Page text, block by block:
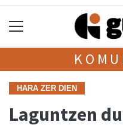
HARA ZER DIEN
Laguntzen